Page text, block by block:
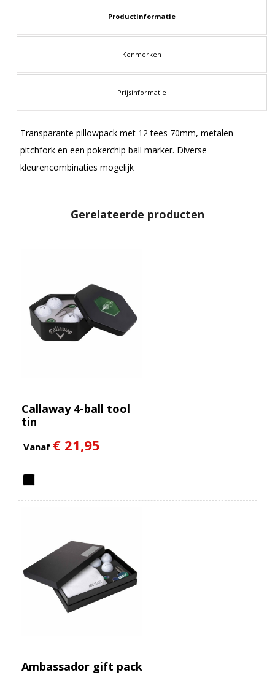
Productinformatie
Kenmerken
Prijsinformatie
Transparante pillowpack met 12 tees 70mm, metalen
pitchfork en een pokerchip ball marker. Diverse
kleurencombinaties mogelijk
Gerelateerde producten
Callaway 4-ball tool
tin
Vanaf € 21,95
Ambassador gift pack